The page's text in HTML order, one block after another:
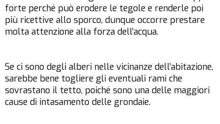
forte perché può erodere le tegole e renderle poi
più ricettive allo sporco, dunque occorre prestare
molta attenzione alla forza dell’acqua.
Se ci sono degli alberi nelle vicinanze dell’abitazione,
sarebbe bene togliere gli eventuali rami che
sovrastano il tetto, poiché sono una delle maggiori
cause di intasamento delle grondaie.